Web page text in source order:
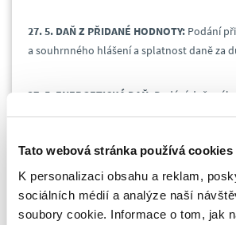
Tato webová stránka používá cookies
K personalizaci obsahu a reklam,
sociálních médií a analýze naší
soubory cookie. Informace o tom, jak
27. 5. DAŇ Z PŘIDANÉ HODNOTY: Podání
a souhrnného hlášení a splatnost daně za
27. 5. ENERGETICKÁ DAŇ: Podání
splatnost daně z plynu, pevných paliv a
27. 5. SPOTŘEBNÍ DAŇ Z LIHU:Splatnost
za březen 2024